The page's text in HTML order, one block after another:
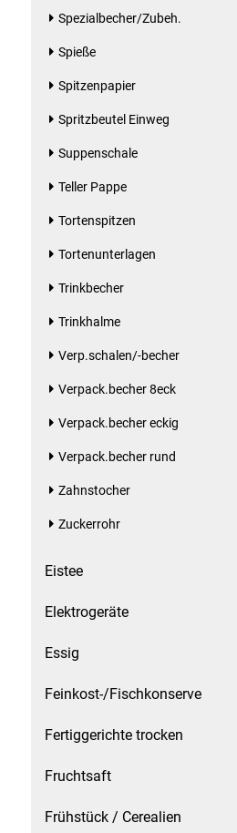
Isotonische / Energy / Eiskaffee
Kaffee
Kakao
Karaffen / Krüge
Kartoffelprodukte
Kerzen / Anzündhilfen
Kochgeschirr
Küchenzubehör
Limonaden
Marinierte / geräucherte Fische
Mehl / Griess / Stärke / Getreide
Spezialbecher/Zubeh.
Spieße
Spitzenpapier
Spritzbeutel Einweg
Suppenschale
Teller Pappe
Tortenspitzen
Tortenunterlagen
Trinkbecher
Trinkhalme
Verp.schalen/-becher
Verpack.becher 8eck
Verpack.becher eckig
Verpack.becher rund
Zahnstocher
Zuckerrohr
Eistee
Elektrogeräte
Essig
Feinkost-/Fischkonserve
Fertiggerichte trocken
Fruchtsaft
Frühstück / Cerealien